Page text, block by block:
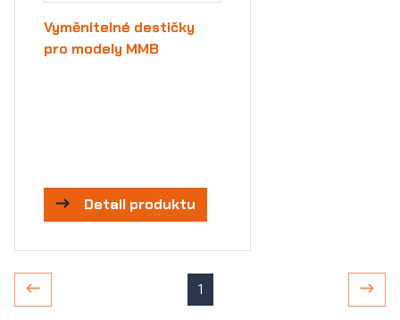
Vyměnitelné destičky
pro modely MMB
Detail produktu
1